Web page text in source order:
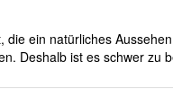
ein natürliches
Deshalb ist es schwer